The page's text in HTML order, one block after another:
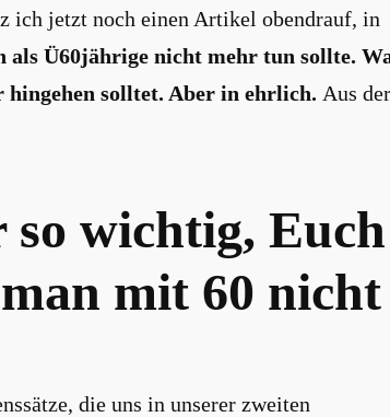
ich jetzt noch einen Artikel obendrauf, in
als Ü60jährige nicht mehr tun sollte.
solltet. Aber in ehrlich. Aus der
wichtig, Euch
mit 60 nicht
die uns in unserer zweiten